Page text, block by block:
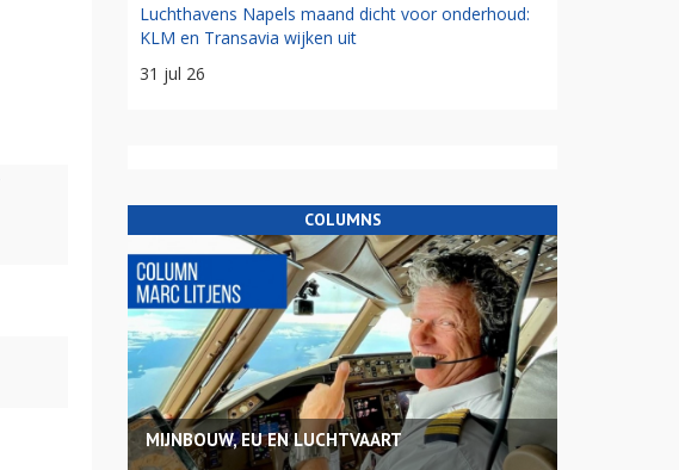
Luchthavens Napels maand dicht voor onderhoud:
KLM en Transavia wijken uit
31 jul 26
COLUMNS
MIJNBOUW, EU EN LUCHTVAART